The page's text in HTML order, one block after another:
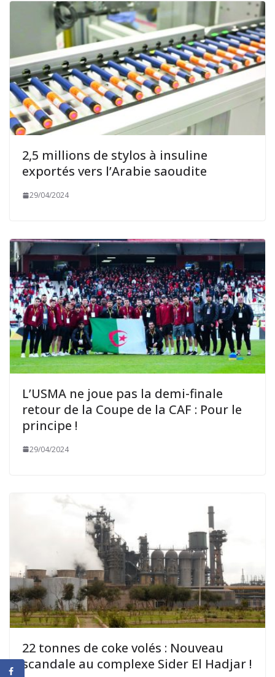
2,5 millions de stylos à insuline
exportés vers l’Arabie saoudite
29/04/2024
L’USMA ne joue pas la demi-finale
retour de la Coupe de la CAF : Pour le
principe !
29/04/2024
22 tonnes de coke volés : Nouveau
scandale au complexe Sider El Hadjar !